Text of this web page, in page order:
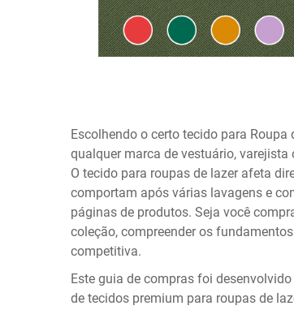
Escolhendo o certo tecido para Roupa
qualquer marca de vestuário,
O tecido para roupas de lazer afeta
comportam após várias lavagens e
páginas de produtos. Seja você
coleção, compreender os
competitiva.
Este guia de compras foi
de tecidos premium para roupas de